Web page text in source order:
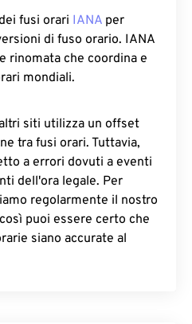
fusi orari IANA per
di fuso orario. IANA
rinomata che coordina e
mondiali.
siti utilizza un offset
tra fusi orari. Tuttavia,
a errori dovuti a eventi
dell'ora legale. Per
regolarmente il nostro
puoi essere certo che
siano accurate al